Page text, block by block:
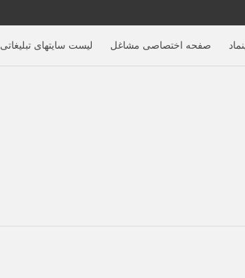
صفحه اختصاصی مشاغل لیست سایتهای تبلیغاتی